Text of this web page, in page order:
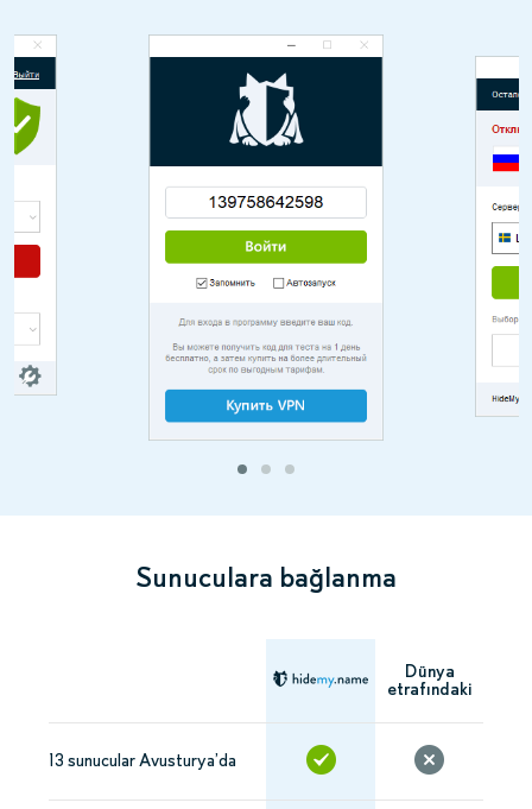
Sunuculara bağlanma
Dünya
etrafındaki
13 sunucular Avusturya’da